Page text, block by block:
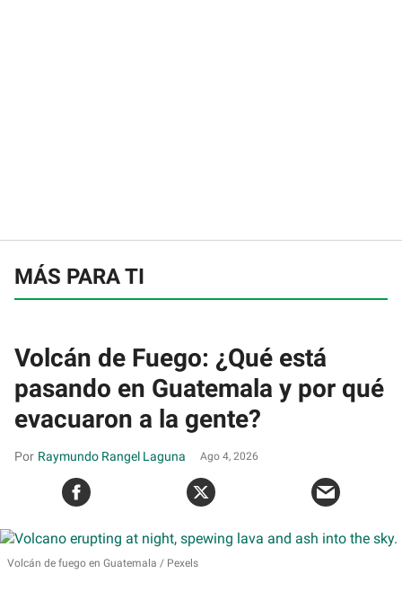
MÁS PARA TI
Volcán de Fuego: ¿Qué está
pasando en Guatemala y por qué
evacuaron a la gente?
Raymundo Rangel Laguna Ago 4, 2026
Volcán de fuego en Guatemala Pexels